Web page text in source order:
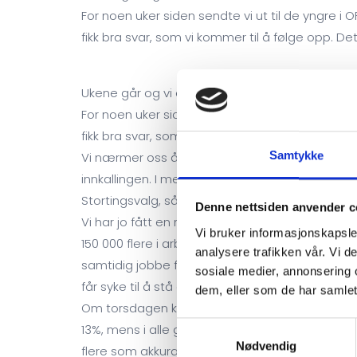
Samtykke
Denne nettsiden anvender
Vi bruker
analysere trafikken vår. Vi
sosiale medier,
dem, eller som de har
Samtykkevalg
Nødvendig
For noen uker siden sendte vi ut til de yngre i
fikk bra svar, som vi kommer til å følge opp.
Ukene går og vi er alt kommet en uke ut i
For noen uker siden sendte vi ut til de yngre i
fikk bra svar, som vi kommer til å følge opp.
Vi nærmer oss årsmøtet den 2. april, som
innkallingen. I mens jobber vi med å få med
Stortingsvalg, så vi kommer til å være synlig i
Vi har jo fått en ny regjering i forrige uke og
150 000 flere i arbeid innen 2030 og et
samtidig jobbe for at uføre kommer delvis
får syke til å stå delvis eller helt i arbeid, for
Om torsdagen kom det hvordan det fortsatt
13%, mens i alle grupper økte med 15 %. Det
flere som akkurat har klart seg før, nå må ha